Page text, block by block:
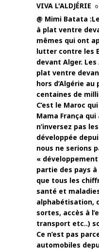
VIVA L'ALDJÉRIE
@ Mimi Batata
à plat ventre
mêmes qui ont
lutter contre les
devant Alger.
plat ventre
hors d’Algérie
centaines de
C’est le Maroc
Mama França
n’inversez pas
développée
nous ne serions
«
partie des pays
que tous les
santé et
alphabétisation,
sortes, accès à
transport etc..)
Ce n’est pas
automobiles